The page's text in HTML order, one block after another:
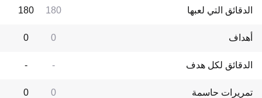
الدقائق التي لعبها 180
180
أهداف 0
0
الدقائق لكل هدف -
-
تمريرات حاسمة 0
0